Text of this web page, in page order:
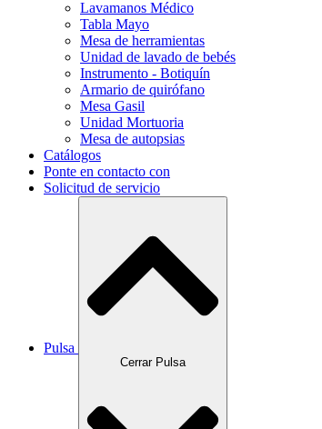
Lavamanos Médico
Tabla Mayo
Mesa de herramientas
Unidad de lavado de bebés
Instrumento - Botiquín
Armario de quirófano
Mesa Gasil
Unidad Mortuoria
Mesa de autopsias
Catálogos
Ponte en contacto con
Solicitud de servicio
Pulsa
Cerrar Pulsa